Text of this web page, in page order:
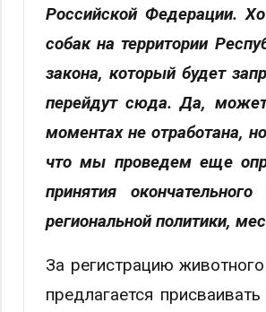
Российской Федерации.
собак на территории
закона, который будет
перейдут сюда. Да,
моментах не отработана,
что мы проведем еще
принятия
региональной политики,
За регистрацию
предлагается